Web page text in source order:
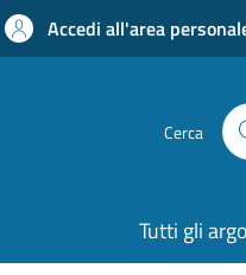
Accedi all'area
Cerca
Tutti gli